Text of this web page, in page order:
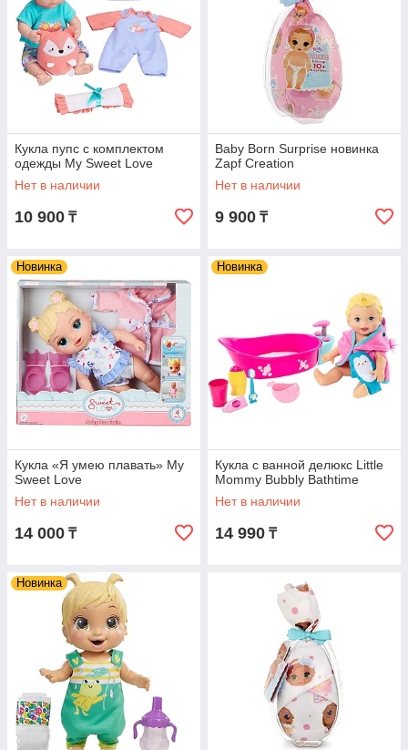
Кукла пупс с комплектом
одежды My Sweet Love
Нет в наличии
10 900 ₸
Baby Born Surprise новинка
Zapf Creation
Нет в наличии
9 900 ₸
Новинка
Кукла «Я умею плавать» My
Sweet Love
Нет в наличии
14 000 ₸
Новинка
Кукла с ванной делюкс Little
Mommy Bubbly Bathtime
Нет в наличии
14 990 ₸
Новинка